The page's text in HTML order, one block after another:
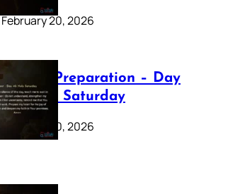
February 20, 2026
Lenten Preparation – Day
40: Holy Saturday
February 20, 2026